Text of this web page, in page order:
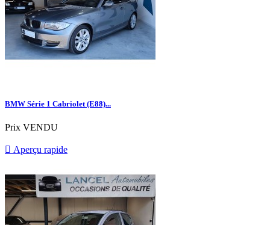
BMW Série 1 Cabriolet (E88)...
Prix VENDU
 Aperçu rapide